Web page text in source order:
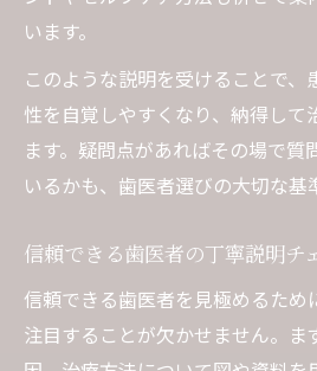
います。
このような説明を受けることで
性を自覚しやすくなり、納得して
ます。疑問点があればその場で質
いるかも、歯医者選びの大切な基
信頼できる歯医者の丁寧説明チ
信頼できる歯医者を見極めるため
注目することが欠かせません。ま